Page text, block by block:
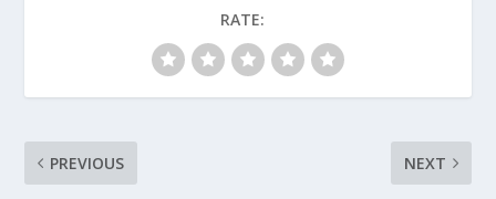
RATE:
PREVIOUS NEXT